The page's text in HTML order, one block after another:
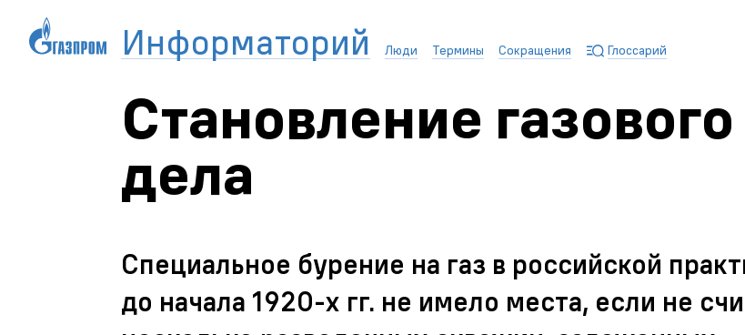
Информаторий Люди Термины Сокращения Глоссарий
Становление газового
дела
Специальное бурение на газ в российской
до начала 1920-х гг. не имело места, если не